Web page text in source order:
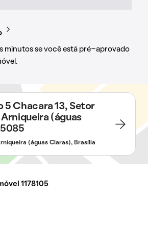
minutos se você está pré-aprovado
5 Chacara 13, Setor
(águas
(águas Claras), Brasília
1178105